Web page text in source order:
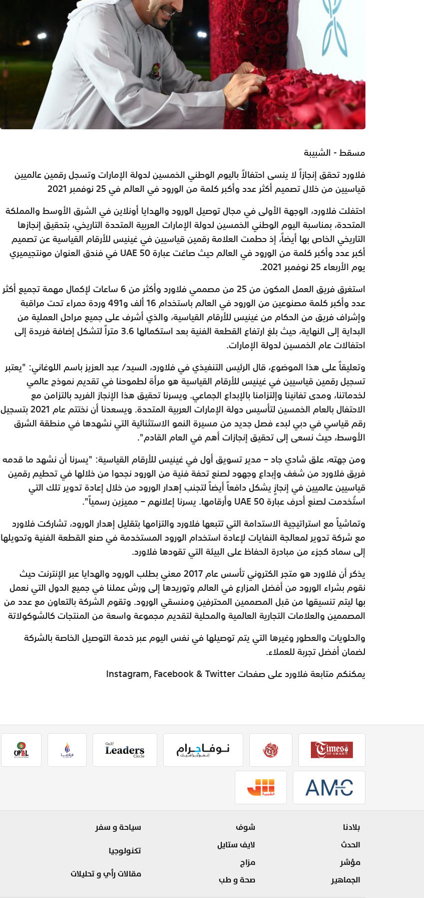
مسقط - الشبيبة
فلاورد تحقق إنجازاً لا ينسى احتفالاً باليوم الوطني الخمسين لدولة الإمارات وتسجل رقمين عالميين
قياسيين من خلال تصميم أكثر عدد وأكبر كلمة من الورود في العالم في 25 نوفمبر 2021
احتفلت فلاورد، الوجهة الأولى في مجال توصيل الورود والهدايا أونلاين في الشرق الأوسط والمملكة
المتحدة، بمناسبة اليوم الوطني الخمسين لدولة الإمارات العربية المتحدة التاريخي، بتحقيق إنجازها
التاريخي الخاص بها أيضاً، إذ حطمت العلامة رقمين قياسيين في غينيس للأرقام القياسية عن تصميم
أكبر عدد وأكبر كلمة من الورود في العالم حيث صاغت عبارة UAE 50 في فندق العنوان مونتجيميري
يوم الأربعاء 25 نوفمبر 2021.
استغرق فريق العمل المكون من 25 من مصممي فلاورد وأكثر من 6 ساعات لإكمال مهمة تجميع أكثر
عدد وأكبر كلمة مصنوعين من الورود في العالم باستخدام 16 ألف و491 وردة حمراء تحت مراقبة
وإشراف فريق من الحكام من غينيس للأرقام القياسية، والذي أشرف على جميع مراحل العملية من
البداية إلى النهاية، حيث بلغ ارتفاع القطعة الفنية بعد استكمالها 3.6 متراً لتشكل إضافة فريدة إلى
احتفالات عام الخمسين لدولة الإمارات.
وتعليقاً على هذا الموضوع، قال الرئيس التنفيذي في فلاورد، السيد/ عبد العزيز باسم اللوغاني: "يعتبر
تسجيل رقمين قياسيين في غينيس للأرقام القياسية هو مرأة لطموحنا في تقديم نموذج عالمي
لخدماتنا، ومدى تفانينا وإلتزامنا بالإبداع الجماعي. ويسرنا تحقيق هذا الإنجاز الفريد بالتزامن مع
الاحتفال بالعام الخمسين لتأسيس دولة الإمارات العربية المتحدة. ويسعدنا أن نختتم عام 2021 بتسجيل
رقم قياسي في دبي لبدء فصل جديد من مسيرة النمو الاستثنائية التي نشهدها في منطقة الشرق
الأوسط، حيث نسعى إلى تحقيق إنجازات أهم في العام القادم".
ومن جهته، علق شادي جاد – مدير تسويق أول في غينيس للأرقام القياسية: "يسرنا أن نشهد ما قدمه
فريق فلاورد من شغف وإبداع وجهود لصنع تحفة فنية من الورود نجحوا من خلالها في تحطيم رقمين
قياسيين عالميين في إنجازٍ يشكل دافعاً أيضاً لتجنب إهدار الورود من خلال إعادة تدوير تلك التي
استُخدمت لصنع أحرف عبارة UAE 50 وأرقامها. يسرنا إعلانهم – مميزين رسمياً".
وتماشياً مع استراتيجية الاستدامة التي تتبعها فلاورد والتزامها بتقليل إهدار الورود، تشاركت فلاورد
مع شركة تدوير لمعالجة النفايات لإعادة استخدام الورود المستخدمة في صنع القطعة الفنية وتحويلها
إلى سماد كجزء من مبادرة الحفاظ على البيئة التي تقودها فلاورد.
يذكر أن فلاورد هو متجر الكتروني تأسس عام 2017 معني بطلب الورود والهدايا عبر الإنترنت حيث
نقوم بشراء الورود من أفضل المزارع في العالم وتوريدها إلى ورش عملنا في جميع الدول التي نعمل
بها ليتم تنسيقها من قبل المصممين المحترفين ومنسقي الورود. وتقوم الشركة بالتعاون مع عدد من
المصممين والعلامات التجارية العالمية والمحلية لتقديم مجموعة واسعة من المنتجات كالشوكولاتة
والحلويات والعطور وغيرها التي يتم توصيلها في نفس اليوم عبر خدمة التوصيل الخاصة بالشركة
لضمان أفضل تجربة للعملاء.
يمكنكم متابعة فلاورد على صفحات Instagram, Facebook & Twitter
بلادنا
الحدث
مؤشر
الجماهير
شوف
لايف ستايل
مزاج
صحة و طب
سياحة و سفر
تكنولوجيا
مقالات رأي و تحليلات